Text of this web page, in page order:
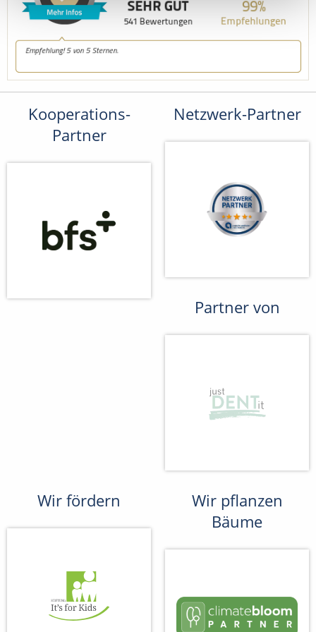
Kooperations-
Partner
Netzwerk-Partner
Partner von
Wir fördern
Wir pflanzen
Bäume